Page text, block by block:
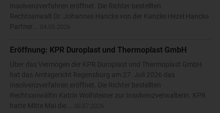
Insolvenzverfahren eröffnet. Die Richter bestellten
Rechtsanwalt Dr. Johannes Hancke von der Kanzlei Hezel Hancke
Partner...
Eröffnung: KPR Duroplast und Thermoplast GmbH
Über das Vermögen der KPR Duroplast und Thermoplast GmbH
hat das Amtsgericht Regensburg am 27. Juli 2026 das
Insolvenzverfahren eröffnet. Die Richter bestellten
Rechtsanwältin Katrin Wolfsteiner zur Insolvenzverwalterin. KPR
hatte Mitte Mai die...